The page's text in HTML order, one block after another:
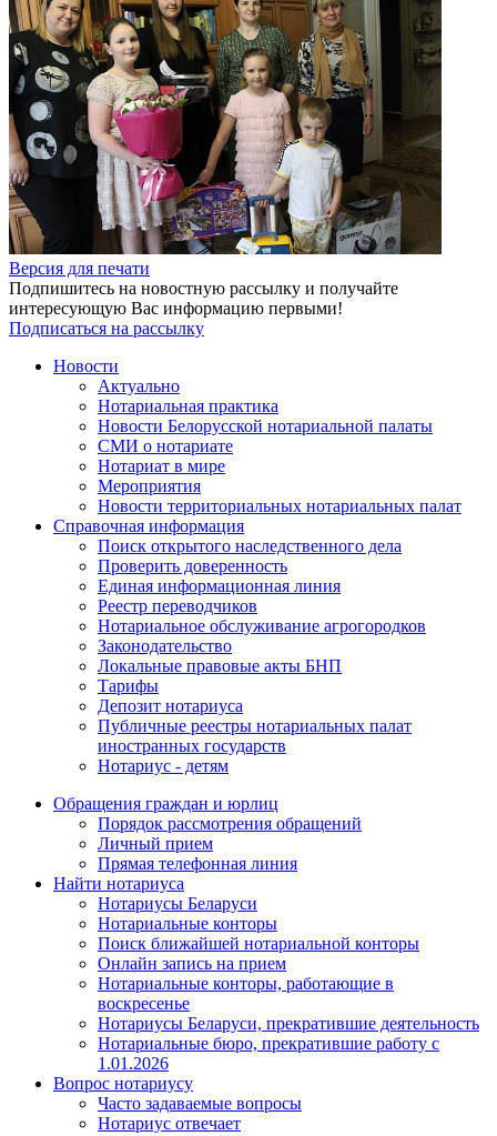
Версия для печати
Подпишитесь на новостную рассылку и получайте
интересующую Вас информацию первыми!
Подписаться на рассылку
Новости
Актуально
Нотариальная практика
Новости Белорусской нотариальной палаты
СМИ о нотариате
Нотариат в мире
Мероприятия
Новости территориальных нотариальных палат
Справочная информация
Поиск открытого наследственного дела
Проверить доверенность
Единая информационная линия
Реестр переводчиков
Нотариальное обслуживание агрогородков
Законодательство
Локальные правовые акты БНП
Тарифы
Депозит нотариуса
Публичные реестры нотариальных палат
иностранных государств
Нотариус - детям
Обращения граждан и юрлиц
Порядок рассмотрения обращений
Личный прием
Прямая телефонная линия
Найти нотариуса
Нотариусы Беларуси
Нотариальные конторы
Поиск ближайшей нотариальной конторы
Онлайн запись на прием
Нотариальные конторы, работающие в
воскресенье
Нотариусы Беларуси, прекратившие деятельность
Нотариальные бюро, прекратившие работу с
1.01.2026
Вопрос нотариусу
Часто задаваемые вопросы
Нотариус отвечает